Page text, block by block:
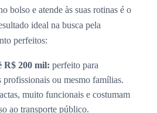
bolso e atende às suas rotinas é o
ideal na busca pela
perfeitos:
R$ 200 mil: perfeito para
profissionais ou mesmo famílias.
muito funcionais e costumam
ao transporte público.